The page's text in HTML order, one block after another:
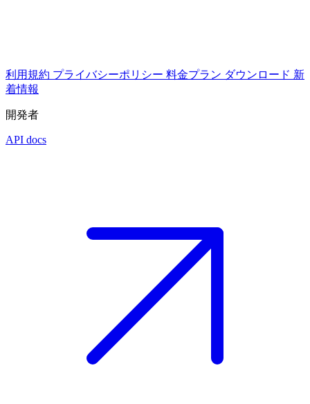
利用規約 プライバシーポリシー 料金プラン ダウンロード 新
着情報
開発者
API docs